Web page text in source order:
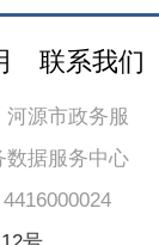
联系我们
河源市政务服
数据服务中心